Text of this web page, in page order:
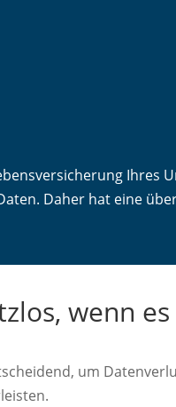
Ihres
Daher hat eine
wenn
um